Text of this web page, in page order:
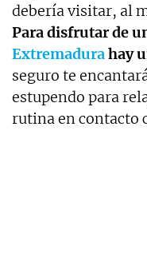
debería visitar, al
Para disfrutar de
Extremadurahay
seguro te
estupendo para
rutina en contacto